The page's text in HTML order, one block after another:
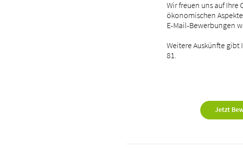
Wir freuen uns auf
ökonomischen
E-Mail-Bewerbungen
Weitere Auskünfte gibt
81.
Jetzt